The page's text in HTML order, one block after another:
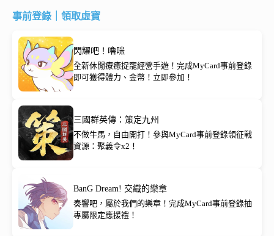
事前登錄｜領取虛寶
閃耀吧！嚕咪
全新休閒療癒捉寵經營手遊！完成MyCard事前登錄
即可獲得體力、金幣！立即參加！
三國群英傳：策定九州
不做牛馬，自由開打！參與MyCard事前登錄領征戰
資源：聚義令x2！
BanG Dream! 交織的樂章
奏響吧，屬於我們的樂章！完成MyCard事前登錄抽
專屬限定應援禮！